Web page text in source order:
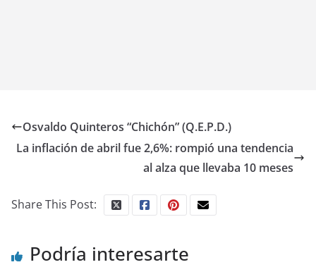
Osvaldo Quinteros “Chichón” (Q.E.P.D.)
La inflación de abril fue 2,6%: rompió una tendencia
al alza que llevaba 10 meses
Share This Post:
Podría interesarte